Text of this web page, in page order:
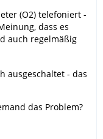
(O2) telefoniert -
dass es
auch regelmäßig
ausgeschaltet - das
das Problem?